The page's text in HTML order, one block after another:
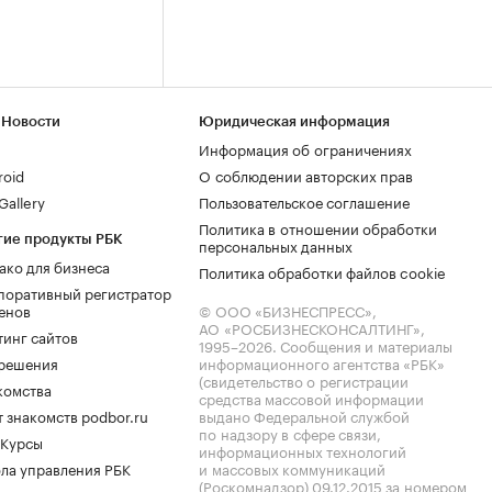
продукты РБК
для бизнеса
регистратор
сайтов
знакомств podbor.ru
управления РБК
Юридическая информация
Информация об ограничениях
О соблюдении авторских прав
Пользовательское соглашение
Политика в отношении обработки
персональных данных
Политика обработки файлов cookie
© ООО «БИЗНЕСПРЕСС»,
АО «РОСБИЗНЕСКОНСАЛТИНГ»,
1995–2026. Сообщения и материалы
информационного агентства «РБК»
(свидетельство о регистрации
средства массовой информации
выдано Федеральной службой
по надзору в сфере связи,
информационных технологий
и массовых коммуникаций
(Роскомнадзор) 09.12.2015 за номером